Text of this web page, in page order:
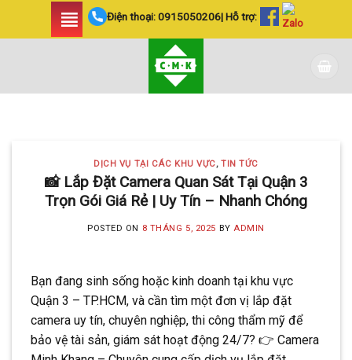
Điện thoại:0915050206| Hỗ trợ:
HUYỆN BÌNH CHÁNH
SIÊU AN NINH VÀ SIÊU
TIẾT KIỆM | CAMERA
20 Tháng 5, 2025
Với hơn 5 năm kinh nghiệm, Camera
Minh Khang là đơn vị hàng đầu trong [...]
DỊCH VỤ TẠI CÁC KHU VỰC,TIN TỨC
📸 Lắp Đặt Camera Quan Sát Tại Quận 3
Trọn Gói Giá Rẻ | Uy Tín – Nhanh Chóng
POSTED ON 8 THÁNG 5, 2025 BY ADMIN
Bạn đang sinh sống hoặc kinh doanh tại khu vực
Quận 3 – TP.HCM, và cần tìm một đơn vị lắp đặt
camera uy tín, chuyên nghiệp, thi công thẩm mỹ để
bảo vệ tài sản, giám sát hoạt động 24/7? 👉 Camera